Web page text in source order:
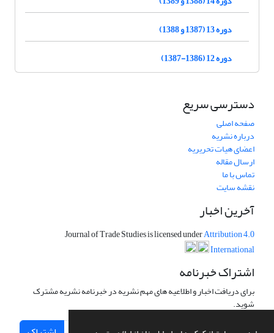
دوره 13 (1387 و 1388)
دوره 12 (1386-1387)
دسترسی سریع
صفحه اصلی
درباره نشریه
اعضای هیات تحریریه
ارسال مقاله
تماس با ما
نقشه سایت
آخرین اخبار
Journal of Trade Studies is licensed underAttribution 4.0
International
اشتراک خبرنامه
برای دریافت اخبار و اطلاعیه های مهم نشریه در خبرنامه نشریه مشترک
شوید.